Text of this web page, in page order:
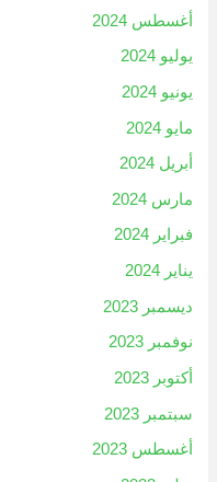
أغسطس 2024
يوليو 2024
يونيو 2024
مايو 2024
أبريل 2024
مارس 2024
فبراير 2024
يناير 2024
ديسمبر 2023
نوفمبر 2023
أكتوبر 2023
سبتمبر 2023
أغسطس 2023